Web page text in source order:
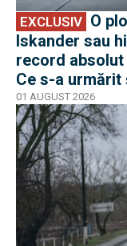
EXCLUSIV
Iskander sau
record
Ce s-a urmărit
01 AUGUST 2026